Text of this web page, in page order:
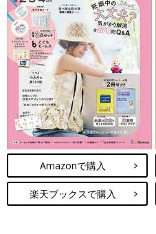
Amazonで購入
楽天ブックスで購入